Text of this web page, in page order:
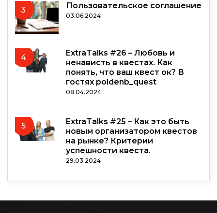
3 Пользовательское соглашение
03.06.2024
4
ExtraTalks #26 – Любовь и
ненависть в квестах. Как
понять, что ваш квест ок? В
гостях poldenb_quest
08.04.2024
5
ExtraTalks #25 – Как это быть
новым организатором квестов
на рынке? Критерии
успешности квеста.
29.03.2024